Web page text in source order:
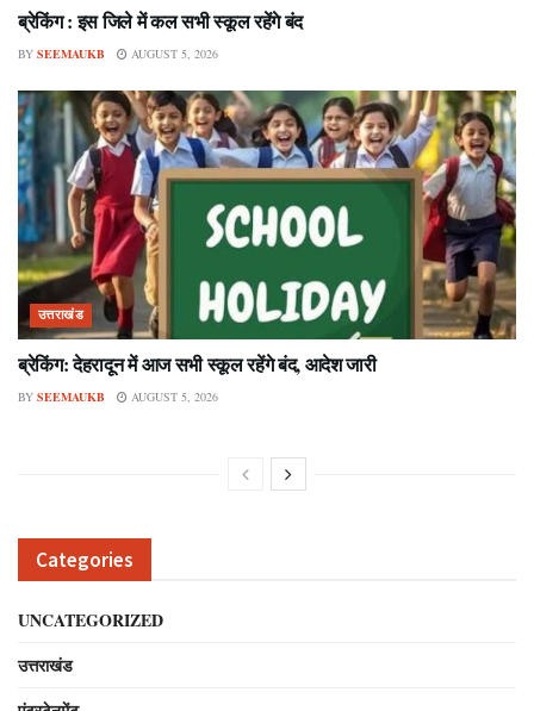
ब्रेकिंग : इस जिले में कल सभी स्कूल रहेंगे बंद
BY SEEMAUKB AUGUST 5, 2026
उत्तराखंड
ब्रेकिंग: देहरादून में आज सभी स्कूल रहेंगे बंद, आदेश जारी
BY SEEMAUKB AUGUST 5, 2026
Categories
UNCATEGORIZED
उत्तराखंड